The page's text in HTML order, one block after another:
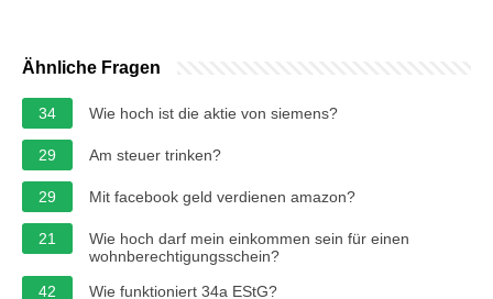
Ähnliche Fragen
34 Wie hoch ist die aktie von siemens?
29 Am steuer trinken?
29 Mit facebook geld verdienen amazon?
21
Wie hoch darf mein einkommen sein für einen
wohnberechtigungsschein?
42
Wie funktioniert 34a EStG?